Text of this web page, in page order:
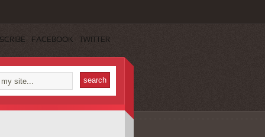
FACEBOOK TWITTER